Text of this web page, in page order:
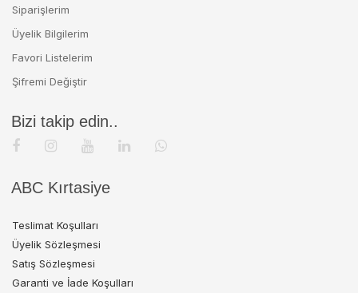
Siparişlerim
Üyelik Bilgilerim
Favori Listelerim
Şifremi Değiştir
Bizi takip edin..
ABC Kırtasiye
Teslimat Koşulları
Üyelik Sözleşmesi
Satış Sözleşmesi
Garanti ve İade Koşulları